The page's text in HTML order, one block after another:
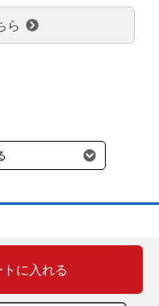
合は、大型商品送料のみご
ら
に入れる